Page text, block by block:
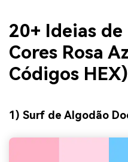
20+ Ideias
Cores Rosa
Códigos HEX)
1) Surf de Algodão